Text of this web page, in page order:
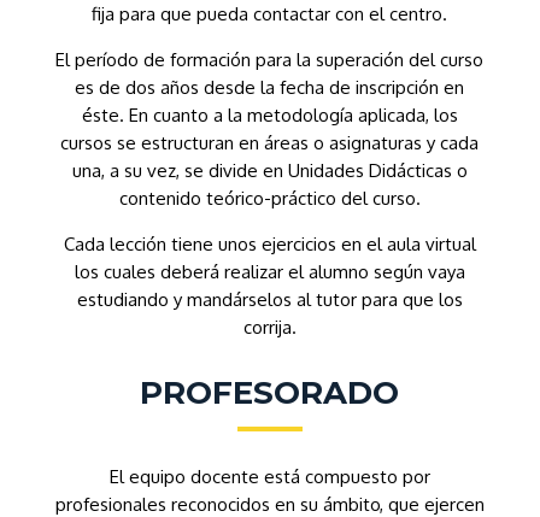
fija para que pueda contactar con el centro.
El período de formación para la superación del curso
es de dos años desde la fecha de inscripción en
éste. En cuanto a la metodología aplicada, los
cursos se estructuran en áreas o asignaturas y cada
una, a su vez, se divide en Unidades Didácticas o
contenido teórico-práctico del curso.
Cada lección tiene unos ejercicios en el aula virtual
los cuales deberá realizar el alumno según vaya
estudiando y mandárselos al tutor para que los
corrija.
PROFESORADO
El equipo docente está compuesto por
profesionales reconocidos en su ámbito, que ejercen